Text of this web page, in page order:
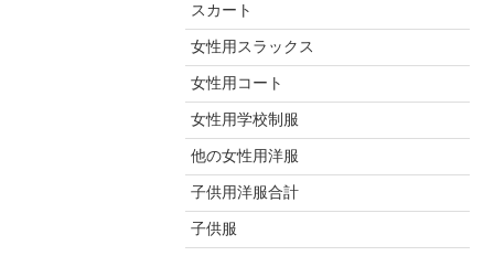
スカート
女性用スラックス
女性用コート
女性用学校制服
他の女性用洋服
子供用洋服合計
子供服